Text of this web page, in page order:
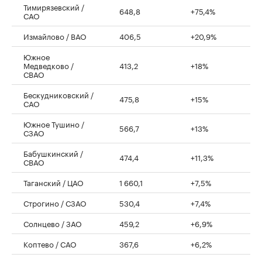
Тимирязевский /
САО 648,8 +75,4%
Измайлово / ВАО 406,5
+20,9%
Южное
Медведково /
СВАО
413,2 +18%
Бескудниковский /
САО 475,8 +15%
Южное Тушино /
СЗАО 566,7 +13%
Бабушкинский /
СВАО 474,4 +11,3%
Таганский / ЦАО 1 660,1
+7,5%
Строгино / СЗАО
530,4
+7,4%
Солнцево / ЗАО
459,2
+6,9%
Коптево / САО
367,6 +6,2%